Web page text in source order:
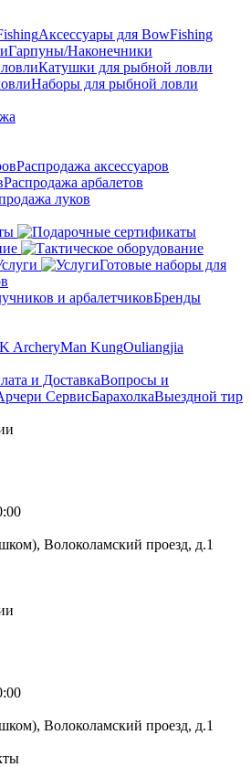
Аксессуары для BowFishing
Гарпуны/Наконечники
Катушки для рыбной ловли
Наборы для рыбной ловли
Распродажа аксессуаров
Распродажа арбалетов
луков
Готовые наборы для
Бренды
ArcheryMan KungOuliangjia
и ДоставкаВопросы и
СервисБарахолкаВыездной тир
Волоколамский проезд, д.1
Волоколамский проезд, д.1